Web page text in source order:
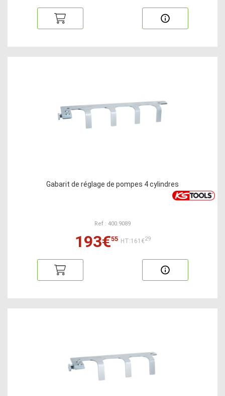
Gabarit de réglage de pompes 4 cylindres
Ref : 400.9089
193€55 HT:161€29